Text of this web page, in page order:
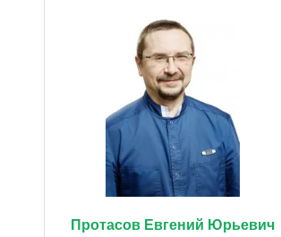
Протасов Евгений Юрьевич